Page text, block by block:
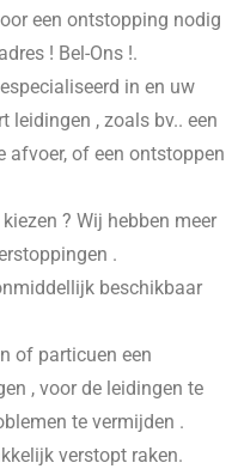
een ontstopping nodig
! Bel-Ons !.
in en uw
leidingen , zoals bv.. een
afvoer, of een ontstoppen
? Wij hebben meer
.
beschikbaar
of particuen een
, voor de leidingen te
te vermijden .
verstopt raken.